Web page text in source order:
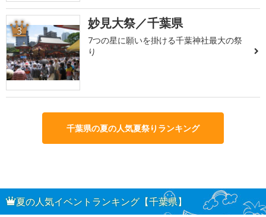
3 妙見大祭／千葉県
7つの星に願いを掛ける千葉神社最大の祭
り
千葉県の夏の人気夏祭りランキング
夏の人気イベントランキング【千葉県】